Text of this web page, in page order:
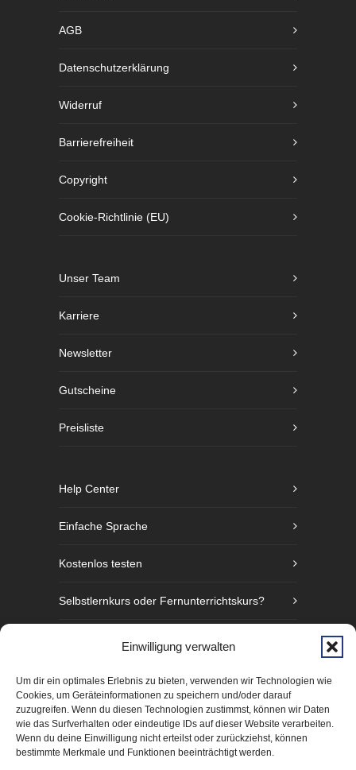
Einwilligung verwalten
Um dir ein optimales Erlebnis zu bieten, verwenden wir Technologien wie
Cookies, um Geräteinformationen zu speichern und/oder darauf
zuzugreifen. Wenn du diesen Technologien zustimmst, können wir Daten
wie das Surfverhalten oder eindeutige IDs auf dieser Website verarbeiten.
Wenn du deine Einwilligung nicht erteilst oder zurückziehst, können
bestimmte Merkmale und Funktionen beeinträchtigt werden.
AGB
Datenschutzerklärung
Widerruf
Barrierefreiheit
Copyright
Cookie-Richtlinie (EU)
Unser Team
Karriere
Newsletter
Gutscheine
Preisliste
Help Center
Einfache Sprache
Kostenlos testen
Selbstlernkurs oder Fernunterrichtskurs?
Fünf Gründe Gebärdensprache zu lernen